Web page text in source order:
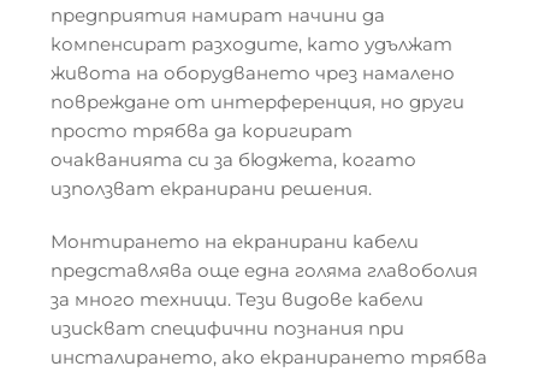
предприятия намират начини да
компенсират разходите, като удължат
живота на оборудването чрез намалено
повреждане от интерференция, но други
просто трябва да коригират
очакванията си за бюджета, когато
използват екранирани решения.
Монтирането на екранирани кабели
представлява още една голяма главоболия
за много техници. Тези видове кабели
изискват специфични познания при
инсталирането, ако екранирането трябва